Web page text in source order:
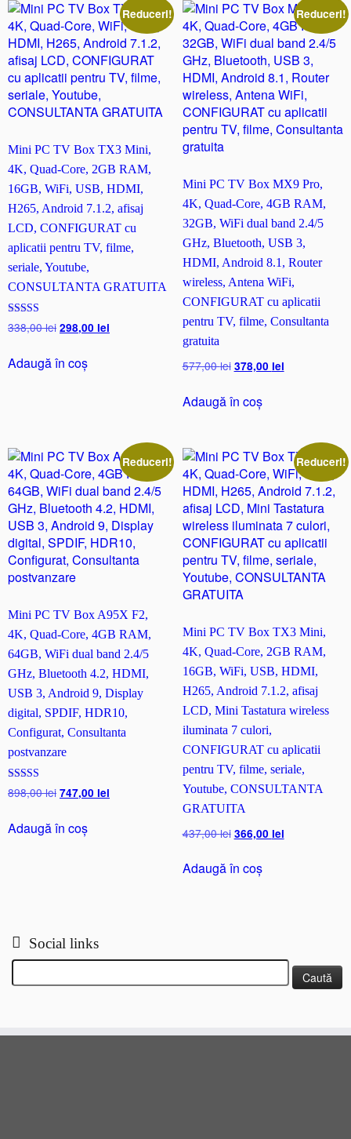
F
i,
H
D
M
I,
A
d
o
i
d
7.
1
Reduceri!
Mini PC TV Box TX3 Mini,
4K, Quad-Core, 2GB RAM,
16GB, WiFi, USB, HDMI,
H265, Android 7.1.2, afisaj
LCD, CONFIGURAT cu
aplicatii pentru TV, filme,
seriale, Youtube,
CONSULTANTA GRATUITA
Evaluat la
5.00
338,00lei Prețul
a
298,00 lei
Adaugă în coș
Reduceri!
Mini PC TV Box MX9 Pro,
4K, Quad-Core, 4GB RAM,
32GB, WiFi dual band 2.4/5
GHz, Bluetooth, USB 3,
HDMI, Android 8.1, Router
wireless, Antena WiFi,
CONFIGURAT cu aplicatii
pentru TV, filme, Consultanta
gratuita
577,00lei Prețul
a
378,00 leiPrețul
Adaugă în coș
Reduceri!
Mini PC TV Box A95X F2,
4K, Quad-Core, 4GB RAM,
64GB, WiFi dual band 2.4/5
GHz, Bluetooth 4.2, HDMI,
USB 3, Android 9, Display
digital, SPDIF, HDR10,
Configurat, Consultanta
postvanzare
Evaluat la
5.00
898,00lei Prețul
a
747,00 lei
Adaugă în coș
Reduceri!
Mini PC TV Box TX3 Mini,
4K, Quad-Core, 2GB RAM,
16GB, WiFi, USB, HDMI,
H265, Android 7.1.2, afisaj
LCD, Mini Tastatura wireless
iluminata 7 culori,
CONFIGURAT cu aplicatii
pentru TV, filme, seriale,
Youtube, CONSULTANTA
GRATUITA
437,00lei Prețul
a
366,00 leiPrețul
Adaugă în coș
Social links
Caută
după: